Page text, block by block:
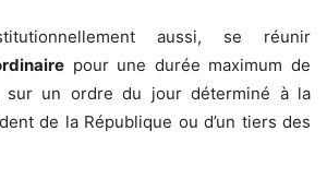
aussi, se réunir
pour une durée maximum de
sur un ordre du jour déterminé à la
de la République ou d’un tiers des